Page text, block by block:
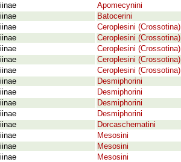
Apomecynini
Batocerini
Ceroplesini (Crossotina)
Ceroplesini (Crossotina)
Ceroplesini (Crossotina)
Ceroplesini (Crossotina)
Ceroplesini (Crossotina)
Desmiphorini
Desmiphorini
Desmiphorini
Desmiphorini
Dorcaschematini
Mesosini
Mesosini
Mesosini